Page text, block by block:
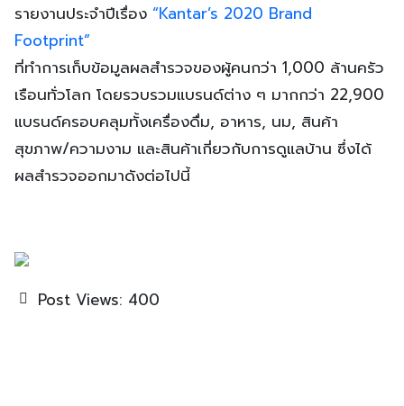
รายงานประจำปีเรื่อง “Kantar’s 2020 Brand
Footprint”
ที่ทำการเก็บข้อมูลผลสำรวจของผู้คนกว่า 1,000 ล้านครัว
เรือนทั่วโลก โดยรวบรวมแบรนด์ต่าง ๆ มากกว่า 22,900
แบรนด์ครอบคลุมทั้งเครื่องดื่ม, อาหาร, นม, สินค้า
สุขภาพ/ความงาม และสินค้าเกี่ยวกับการดูแลบ้าน ซึ่งได้
ผลสำรวจออกมาดังต่อไปนี้
Post Views: 400